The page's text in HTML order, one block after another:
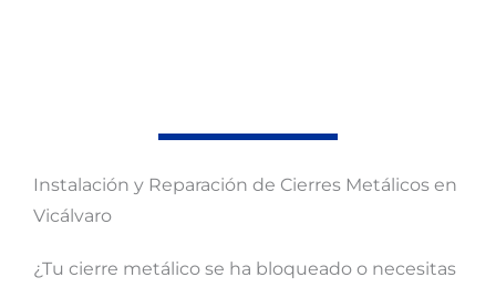
Instalación y Reparación de Cierres Metálicos en
Vicálvaro
¿Tu cierre metálico se ha bloqueado o necesitas